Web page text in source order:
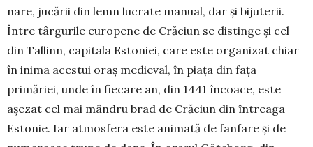
nare, jucării din lemn lucrate manual, dar și bijuterii.
Între târgurile europene de Crăciun se distinge și cel
din Tallinn, capitala Estoniei, care este organizat chiar
în inima acestui oraș me­dieval, în piața din fața
primăriei, unde în fiecare an, din 1441 încoace, este
așezat cel mai mândru brad de Crăciun din întreaga
Estonie. Iar atmos­fera este animată de fanfare și de